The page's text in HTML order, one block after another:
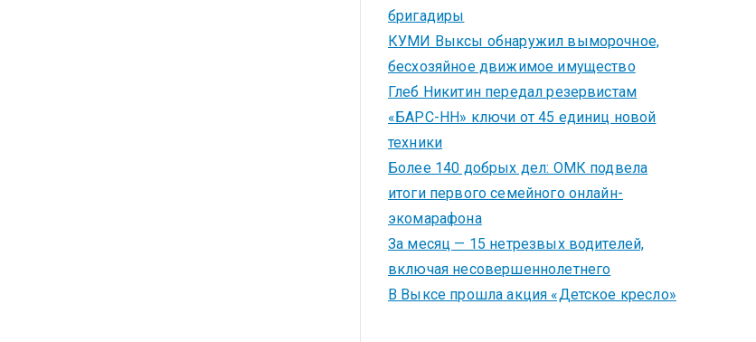
бригадиры
КУМИ Выксы обнаружил выморочное,
бесхозяйное движимое имущество
Глеб Никитин передал резервистам
«БАРС-НН» ключи от 45 единиц новой
техники
Более 140 добрых дел: ОМК подвела
итоги первого семейного онлайн-
экомарафона
За месяц — 15 нетрезвых водителей,
включая несовершеннолетнего
В Выксе прошла акция «Детское кресло»